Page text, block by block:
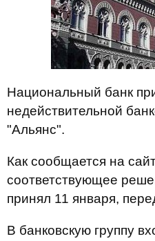
Национальный банк
недействительной
"Альянс".
Как сообщается на
соответствующее
принял 11 января,
В банковскую группу